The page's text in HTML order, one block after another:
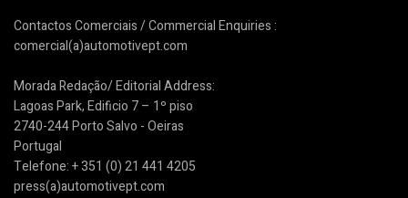
Contactos Comerciais / Commercial Enquiries :
comercial(a)automotivept.com
Morada Redação/ Editorial Address:
Lagoas Park, Edificio 7 – 1º piso
2740-244 Porto Salvo - Oeiras
Portugal
Telefone: + 351 (0) 21 441 4205
press(a)automotivept.com